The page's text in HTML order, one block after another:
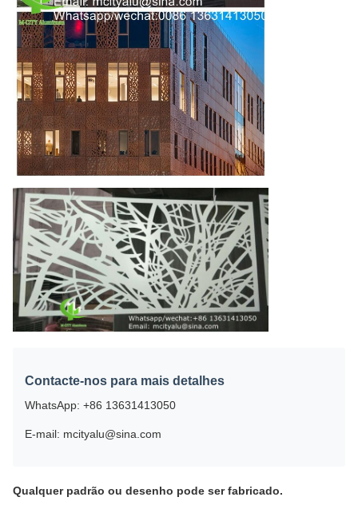
Contacte-nos para mais detalhes
WhatsApp: +86 13631413050
E-mail: mcityalu@sina.com
Qualquer padrão ou desenho pode ser fabricado.